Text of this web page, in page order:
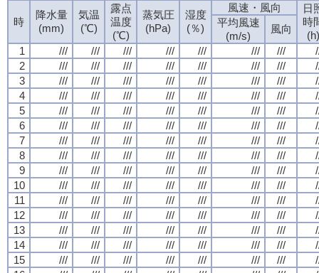
時
降水量
(mm)
気温
(℃)
露点
温度
(℃)
蒸気圧
(hPa)
湿度
(％)
風速・風向
日
時
(h)
平均風速
(m/s)
風向
1
/// /// /// /// /// /// ///
2
/// /// /// /// /// /// ///
3
/// /// /// /// /// /// ///
4
/// /// /// /// /// /// ///
5
/// /// /// /// /// /// ///
6
/// /// /// /// /// /// ///
7
/// /// /// /// /// /// ///
8
/// /// /// /// /// /// ///
9
/// /// /// /// /// /// ///
10
/// /// /// /// /// /// ///
11
/// /// /// /// /// /// ///
12
/// /// /// /// /// /// ///
13
/// /// /// /// /// /// ///
14
/// /// /// /// /// /// ///
15
/// /// /// /// /// /// ///
時
降水量
(mm)
気温
(℃)
露点
温度
(℃)
蒸気圧
(hPa)
湿度
(％)
風速・風向
日
時
(h)
平均風速
(m/s)
風向
1
/// /// /// /// /// /// ///
2
/// /// /// /// /// /// ///
3
/// /// /// /// /// /// ///
4
/// /// /// /// /// /// ///
5
/// /// /// /// /// /// ///
6
/// /// /// /// /// /// ///
7
/// /// /// /// /// /// ///
8
/// /// /// /// /// /// ///
9
/// /// /// /// /// /// ///
10
/// /// /// /// /// /// ///
11
/// /// /// /// /// /// ///
12
/// /// /// /// /// /// ///
13
/// /// /// /// /// /// ///
14
/// /// /// /// /// /// ///
15
/// /// /// /// /// /// ///
時
降水量
(mm)
気温
(℃)
露点
温度
(℃)
蒸気圧
(hPa)
湿度
(％)
風速・風向
日
時
(h)
平均風速
(m/s)
風向
1
/// /// /// /// /// /// ///
2
/// /// /// /// /// /// ///
3
/// /// /// /// /// /// ///
4
/// /// /// /// /// /// ///
5
/// /// /// /// /// /// ///
6
/// /// /// /// /// /// ///
7
/// /// /// /// /// /// ///
8
/// /// /// /// /// /// ///
9
/// /// /// /// /// /// ///
10
/// /// /// /// /// /// ///
11
/// /// /// /// /// /// ///
12
/// /// /// /// /// /// ///
13
/// /// /// /// /// /// ///
14
/// /// /// /// /// /// ///
15
/// /// /// /// /// /// ///
時
降水量
(mm)
気温
(℃)
露点
温度
(℃)
蒸気圧
(hPa)
湿度
(％)
風速・風向
日
時
(h)
平均風速
(m/s)
風向
1
/// /// /// /// /// /// ///
2
/// /// /// /// /// /// ///
3
/// /// /// /// /// /// ///
4
/// /// /// /// /// /// ///
5
/// /// /// /// /// /// ///
6
/// /// /// /// /// /// ///
7
/// /// /// /// /// /// ///
8
/// /// /// /// /// /// ///
9
/// /// /// /// /// /// ///
10
/// /// /// /// /// /// ///
11
/// /// /// /// /// /// ///
12
/// /// /// /// /// /// ///
13
/// /// /// /// /// /// ///
14
/// /// /// /// /// /// ///
15
/// /// /// /// /// /// ///